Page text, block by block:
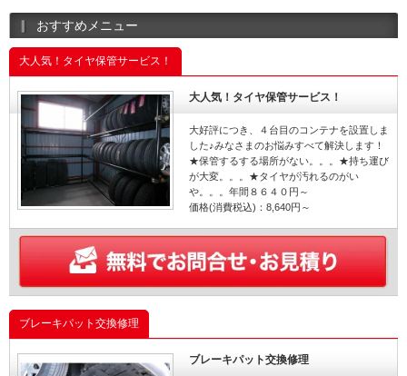
おすすめメニュー
大人気！タイヤ保管サービス！
大人気！タイヤ保管サービス！
大好評につき、４台目のコンテナを設置しま
した♪みなさまのお悩みすべて解決します！
★保管するする場所がない。。。★持ち運び
が大変。。。★タイヤが汚れるのがい
や。。。年間８６４０円～
価格(消費税込)：8,640円～
ブレーキパット交換修理
ブレーキパット交換修理